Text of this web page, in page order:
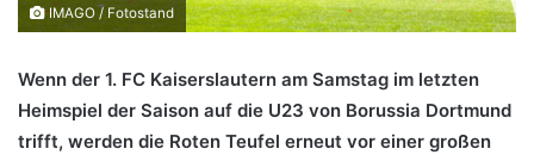
IMAGO / Fotostand
Wenn der 1. FC Kaiserslautern am Samstag im letzten
Heimspiel der Saison auf die U23 von Borussia Dortmund
trifft, werden die Roten Teufel erneut vor einer großen